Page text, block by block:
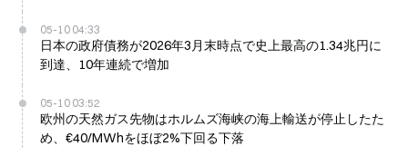
05-10 04:33
日本の政府債務が2026年3月末時点で史上最高の1.34兆円に
到達、10年連続で増加
05-10 03:52
欧州の天然ガス先物はホルムズ海峡の海上輸送が停止したた
め、€40/MWhをほぼ2%下回る下落